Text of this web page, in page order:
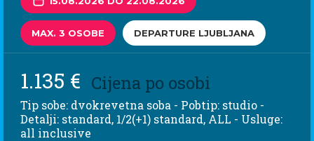
MAX. 3 OSOBE DEPARTURE LJUBLJANA
1.135 € Cijena po osobi
Tip sobe: dvokrevetna soba - Pobtip: studio -
Detalji: standard, 1/2(+1) standard, ALL - Usluge:
all inclusive